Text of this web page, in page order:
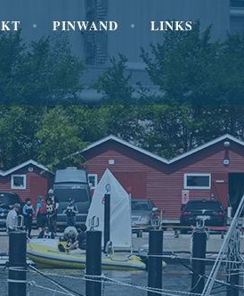
PINWAND
LINKS